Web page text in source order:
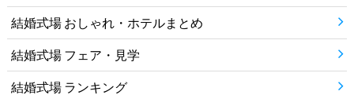
結婚式場 おしゃれ・ホテルまとめ
結婚式場 フェア・見学
結婚式場 ランキング